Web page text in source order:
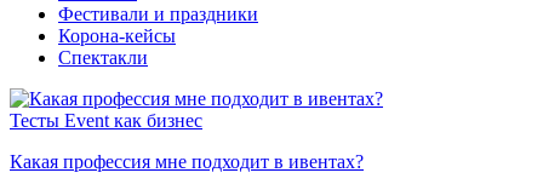
Фестивали и праздники
Корона-кейсы
Спектакли
Тесты Event как бизнес
Какая профессия мне подходит в ивентах?